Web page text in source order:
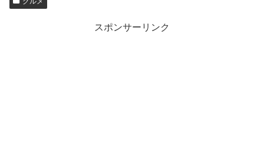
スポンサーリンク